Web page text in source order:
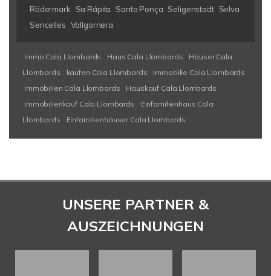
Rödermark
Sa Rápita Santa Ponça Seligenstadt Selva
Sencelles Vallgornera
Immo Cala Llombards Haus Cala Llombards
Häuser Cala
Llombards
kaufen Cala Llombards
Immobilie Cala Llombards
Immobilien Cala Llombards
Hauskauf Cala Llombards
Immobilienkauf Cala Llombards
Einfamilienhaus Cala
Llombards
Einfamilienhäuser Cala Llombards
UNSERE PARTNER &
AUSZEICHNUNGEN